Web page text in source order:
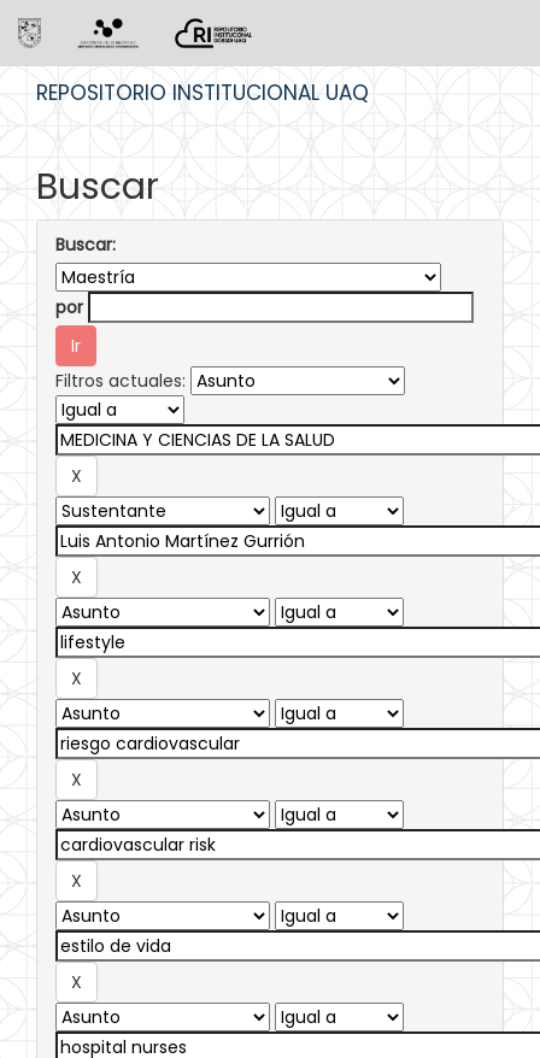
REPOSITORIO INSTITUCIONAL UAQ
Buscar
Buscar:
por
Filtros actuales: